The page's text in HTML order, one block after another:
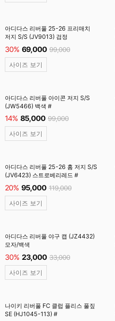
아디다스 리버풀 25-26 프리매치
저지 S/S (JV9013) 검정
30% 69,000 99,000
사이즈 보기
아디다스 리버풀 아이콘 저지 S/S
(JW5466) 백색 #
14% 85,000 99,000
사이즈 보기
아디다스 리버풀 25-26 홈 저지 S/S
(JV6423) 스트로베리레드 #
20% 95,000 119,000
사이즈 보기
아디다스 리버풀 야구 캡 (JZ4432)
모자/백색
30% 23,000 33,000
사이즈 보기
나이키 리버풀 FC 클럽 플리스 풀짚
SE (HJ1045-113) #